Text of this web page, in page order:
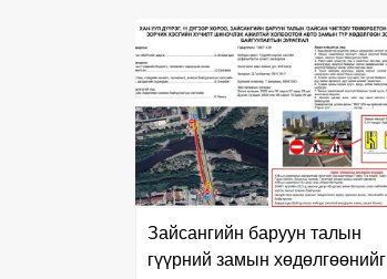
Зайсангийн баруун талын
гүүрний замын хөдөлгөөнийг